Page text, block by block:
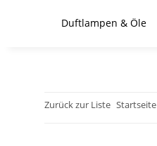
Duftlampen & Öle
Zurück zur Liste Startseite